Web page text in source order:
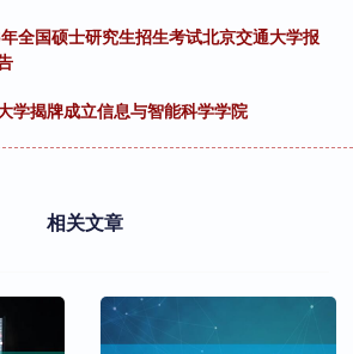
全国硕士研究生招生考试北京交通大学报
学揭牌成立信息与智能科学学院
相关文章